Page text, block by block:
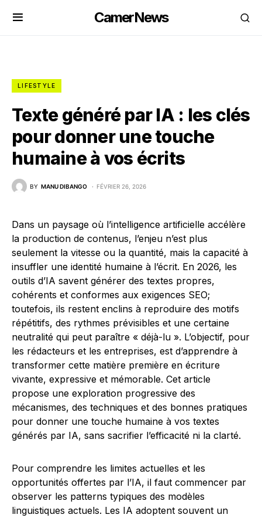
CamerNews
LIFESTYLE
Texte généré par IA : les clés
pour donner une touche
humaine à vos écrits
BY MANU DIBANGO FÉVRIER 26, 2026
Dans un paysage où l’intelligence artificielle accélère
la production de contenus, l’enjeu n’est plus
seulement la vitesse ou la quantité, mais la capacité à
insuffler une identité humaine à l’écrit. En 2026, les
outils d’IA savent générer des textes propres,
cohérents et conformes aux exigences SEO;
toutefois, ils restent enclins à reproduire des motifs
répétitifs, des rythmes prévisibles et une certaine
neutralité qui peut paraître « déjà-lu ». L’objectif, pour
les rédacteurs et les entreprises, est d’apprendre à
transformer cette matière première en écriture
vivante, expressive et mémorable. Cet article
propose une exploration progressive des
mécanismes, des techniques et des bonnes pratiques
pour donner une touche humaine à vos textes
générés par IA, sans sacrifier l’efficacité ni la clarté.
Pour comprendre les limites actuelles et les
opportunités offertes par l’IA, il faut commencer par
observer les patterns typiques des modèles
linguistiques actuels. Les IA adoptent souvent un